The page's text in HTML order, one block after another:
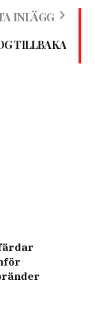
INLÄGG
TILLBAKA